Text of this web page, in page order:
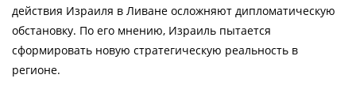
действия Израиля в Ливане осложняют дипломатическую
обстановку. По его мнению, Израиль пытается
сформировать новую стратегическую реальность в
регионе.